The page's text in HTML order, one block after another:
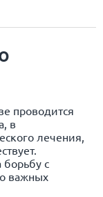
проводится
в
лечения,
с
важных